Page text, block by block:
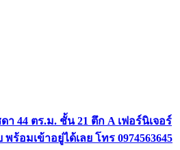
44 ตร.ม. ชั้น 21 ตึก A เฟอร์นิเจอร์
ร้อมเข้าอยู่ได้เลย โทร 0974563645